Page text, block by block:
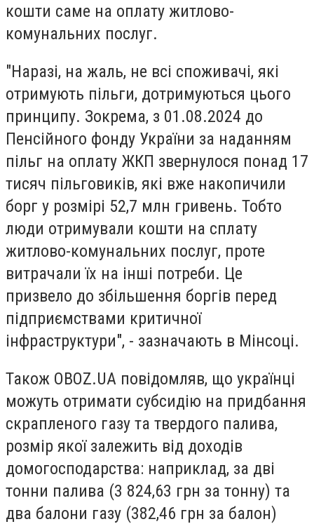
кошти саме на оплату житлово-
комунальних послуг.
"Наразі, на жаль, не всі споживачі, які
отримують пільги, дотримуються цього
принципу. Зокрема, з 01.08.2024 до
Пенсійного фонду України за наданням
пільг на оплату ЖКП звернулося понад 17
тисяч пільговиків, які вже накопичили
борг у розмірі 52,7 млн гривень. Тобто
люди отримували кошти на сплату
житлово-комунальних послуг, проте
витрачали їх на інші потреби. Це
призвело до збільшення боргів перед
підприємствами критичної
інфраструктури", - зазначають в Мінсоці.
Також OBOZ.UA повідомляв, що українці
можуть отримати субсидію на придбання
скрапленого газу та твердого палива,
розмір якої залежить від доходів
домогосподарства: наприклад, за дві
тонни палива (3 824,63 грн за тонну) та
два балони газу (382,46 грн за балон)